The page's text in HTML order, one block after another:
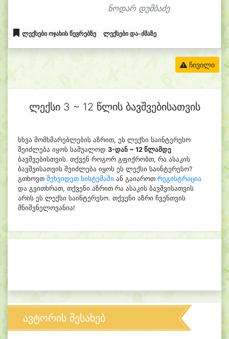
ნოდარ დუმბაძე
ლექსები ოჯახის წევრებზე ლექსები და-ძმაზე
ჩივილი
ლექსი 3 ~ 12 წლის ბავშვებისათვის
სხვა მომხმარებლების აზრით, ეს ლექსი საინტერესო
შეიძლება იყოს საშუალოდ 3-დან ~ 12 წლამდე
ბავშვებისთვის. თქვენ როგორ გფიქრობთ, რა ასაკის
ბავშვისათვის შეიძლება იყოს ეს ლექსი საინტერესო?
გთხოვთ შეხვიდეთ სისტემაში ან გაიაროთ რეგისტრაცია
და გვითხრათ, თქვენი აზრით რა ასაკის ბავშვისათვის
არის ეს ლექსი საინტერესო. თქვენი აზრი ჩვენთვის
მნიშვნელოვანია!
ავტორის შესახებ